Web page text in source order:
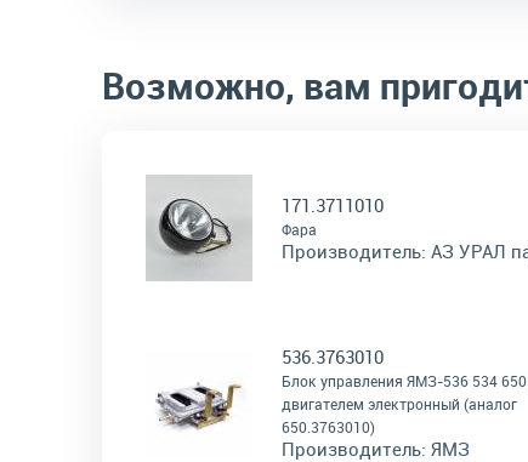
Возможно, вам
171.3711010
Фара
Производитель: АЗ УРАЛ
536.3763010
Блок управления ЯМЗ-536 534 650
двигателем электронный (аналог
650.3763010)
Производитель: ЯМЗ